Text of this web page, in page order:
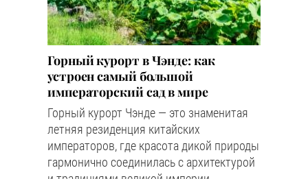
Горный курорт в Чэнде: как
устроен самый большой
императорский сад в мире
Горный курорт Чэнде — это знаменитая
летняя резиденция китайских
императоров, где красота дикой природы
гармонично соединилась с архитектурой